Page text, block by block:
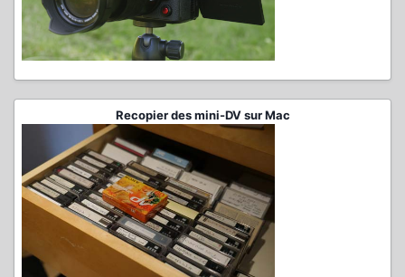
Recopier des mini-DV sur Mac